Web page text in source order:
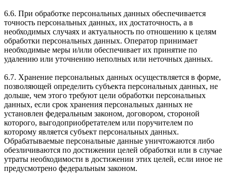
6.6. При обработке персональных данных обеспечивается
точность персональных данных, их достаточность, а в
необходимых случаях и актуальность по отношению к целям
обработки персональных данных. Оператор принимает
необходимые меры и/или обеспечивает их принятие по
удалению или уточнению неполных или неточных данных.
6.7. Хранение персональных данных осуществляется в форме,
позволяющей определить субъекта персональных данных, не
дольше, чем этого требуют цели обработки персональных
данных, если срок хранения персональных данных не
установлен федеральным законом, договором, стороной
которого, выгодоприобретателем или поручителем по
которому является субъект персональных данных.
Обрабатываемые персональные данные уничтожаются либо
обезличиваются по достижении целей обработки или в случае
утраты необходимости в достижении этих целей, если иное не
предусмотрено федеральным законом.